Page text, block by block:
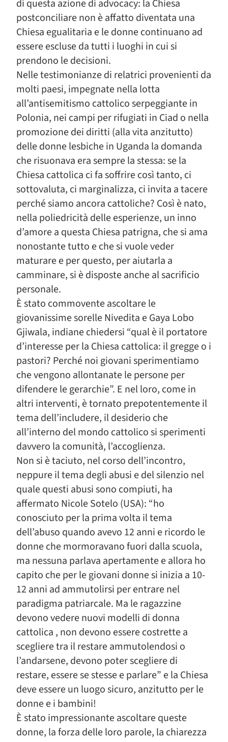
di questa azione di advocacy: la Chiesa
postconciliare non è affatto diventata una
Chiesa egualitaria e le donne continuano ad
essere escluse da tutti i luoghi in cui si
prendono le decisioni.
Nelle testimonianze di relatrici provenienti da
molti paesi, impegnate nella lotta
all’antisemitismo cattolico serpeggiante in
Polonia, nei campi per rifugiati in Ciad o nella
promozione dei diritti (alla vita anzitutto)
delle donne lesbiche in Uganda la domanda
che risuonava era sempre la stessa: se la
Chiesa cattolica ci fa soffrire così tanto, ci
sottovaluta, ci marginalizza, ci invita a tacere
perché siamo ancora cattoliche? Così è nato,
nella poliedricità delle esperienze, un inno
d’amore a questa Chiesa patrigna, che si ama
nonostante tutto e che si vuole veder
maturare e per questo, per aiutarla a
camminare, si è disposte anche al sacrificio
personale.
È stato commovente ascoltare le
giovanissime sorelle Nivedita e Gaya Lobo
Gjiwala, indiane chiedersi “qual è il portatore
d’interesse per la Chiesa cattolica: il gregge o i
pastori? Perché noi giovani sperimentiamo
che vengono allontanate le persone per
difendere le gerarchie”. E nel loro, come in
altri interventi, è tornato prepotentemente il
tema dell’includere, il desiderio che
all’interno del mondo cattolico si sperimenti
davvero la comunità, l’accoglienza.
Non si è taciuto, nel corso dell’incontro,
neppure il tema degli abusi e del silenzio nel
quale questi abusi sono compiuti, ha
affermato Nicole Sotelo (USA): “ho
conosciuto per la prima volta il tema
dell’abuso quando avevo 12 anni e ricordo le
donne che mormoravano fuori dalla scuola,
ma nessuna parlava apertamente e allora ho
capito che per le giovani donne si inizia a 10-
12 anni ad ammutolirsi per entrare nel
paradigma patriarcale. Ma le ragazzine
devono vedere nuovi modelli di donna
cattolica , non devono essere costrette a
scegliere tra il restare ammutolendosi o
l’andarsene, devono poter scegliere di
restare, essere se stesse e parlare” e la Chiesa
deve essere un luogo sicuro, anzitutto per le
donne e i bambini!
È stato impressionante ascoltare queste
donne, la forza delle loro parole, la chiarezza